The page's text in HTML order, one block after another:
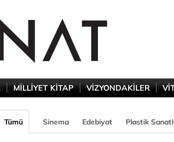
MİLLİYET KİTAP VİZYONDAKİLER
Tümü Sinema Edebiyat Plastik